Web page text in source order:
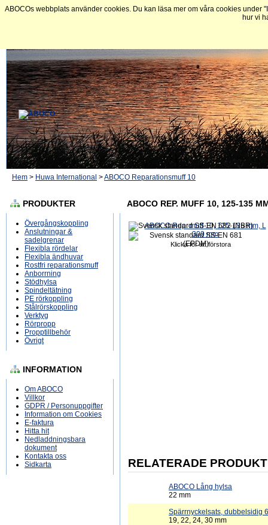
ABOCOs webbplats använder cookies. Du kan läsa mer om våra cookies
hur vi
Hem > Huwa International >ABOCO Reparationsmuff 10
PRODUKTER
Övergångskoppling
Anslutningar &
sadelgrenar
Flexibla rördelar
Flexibla ändhuvar
Rostfri reparationsmuff
Anborrning
Stödhylsa
Spindeltätning
PE rörkoppling
Stålrörskoppling
Verktyg
Rörpropp
Propptillbehör
Övrigt
INFORMATION
Om ABOCO
Villkor
GDPR / Personuppgifter
Information om Cookies
E-faktura
Hitta hit
Nedladdningsbara
dokument
Kontakta oss
Sidkarta
ABOCO REP. MUFF 10, 125-135
Klicka för att förstora
RELATERADE
ABOCO Lång hylsa
22 mm
Spärrnyckelsats, dubbelsidig
19, 22, 24, 30 mm